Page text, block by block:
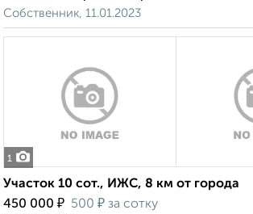
Собственник, 11.01.2023
1
Участок 10 сот., ИЖС, 8 км от города
450 000 ₽ 500 ₽ за сотку